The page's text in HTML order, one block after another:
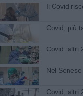
Il Covid
Covid, più
Covid: altri
Nel
Covid, altri